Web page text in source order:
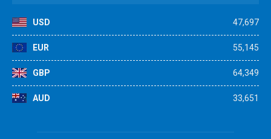
USD 47,697
EUR 55,145
GBP 64,349
AUD 33,651